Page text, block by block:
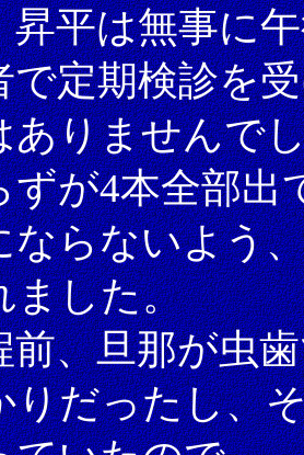
昇平は無事に
で定期検診を
ありませんで
ずが4本全部出
ならないよう
ました。
前、旦那が虫
りだったし、